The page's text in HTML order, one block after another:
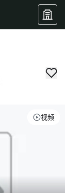
视频